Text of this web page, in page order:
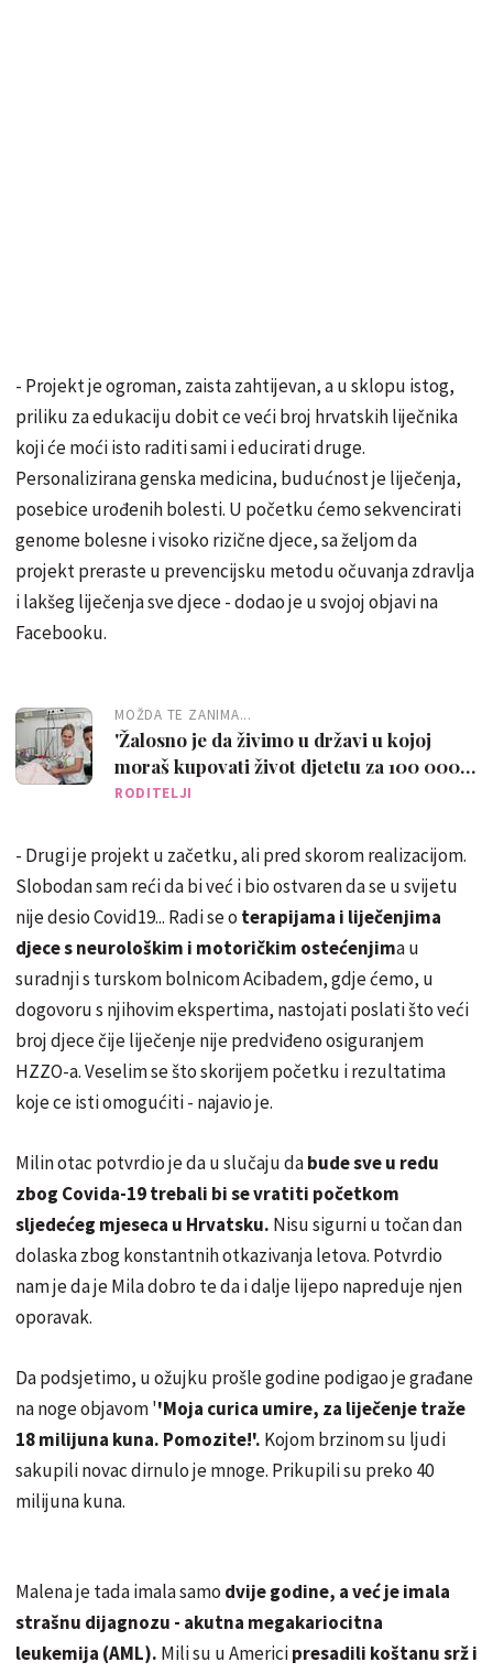
- Projekt je ogroman, zaista zahtijevan, a u sklopu istog,
priliku za edukaciju dobit ce veći broj hrvatskih liječnika
koji će moći isto raditi sami i educirati druge.
Personalizirana genska medicina, budućnost je liječenja,
posebice urođenih bolesti. U početku ćemo sekvencirati
genome bolesne i visoko rizične djece, sa željom da
projekt preraste u prevencijsku metodu očuvanja zdravlja
i lakšeg liječenja sve djece - dodao je u svojoj objavi na
Facebooku.
MOŽDA TE ZANIMA...
'Žalosno je da živimo u državi u kojoj
moraš kupovati život djetetu za 100 000
kuna'
RODITELJI
- Drugi je projekt u začetku, ali pred skorom realizacijom.
Slobodan sam reći da bi već i bio ostvaren da se u svijetu
nije desio Covid19... Radi se o terapijama i liječenjima
djece s neurološkim i motoričkim ostećenjima u
suradnji s turskom bolnicom Acibadem, gdje ćemo, u
dogovoru s njihovim ekspertima, nastojati poslati što veći
broj djece čije liječenje nije predviđeno osiguranjem
HZZO-a. Veselim se što skorijem početku i rezultatima
koje ce isti omogućiti - najavio je.
Milin otac potvrdio je da u slučaju dabude sve u redu
zbog Covida-19 trebali bi se vratiti početkom
sljedećeg mjeseca u Hrvatsku. Nisu sigurni u točan dan
dolaska zbog konstantnih otkazivanja letova. Potvrdio
nam je da je Mila dobro te da i dalje lijepo napreduje njen
oporavak.
Da podsjetimo, u ožujku prošle godine podigao je građane
na noge objavom ''Moja curica umire, za liječenje traže
18 milijuna kuna. Pomozite!'. Kojom brzinom su ljudi
sakupili novac dirnulo je mnoge. Prikupili su preko 40
milijuna kuna.
Malena je tada imala samo dvije godine, a već je imala
strašnu dijagnozu - akutna megakariocitna
leukemija (AML). Mili su u Americipresadili koštanu srž i